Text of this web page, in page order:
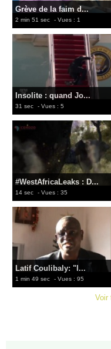
Grève de la faim d...
2 min 51 sec - Vues : 1
Insolite : quand Jo...
31 sec - Vues : 5
#WestAfricaLeaks : D...
14 sec - Vues : 35
Latif Coulibaly: "l...
1 min 49 sec - Vues : 95
Voir